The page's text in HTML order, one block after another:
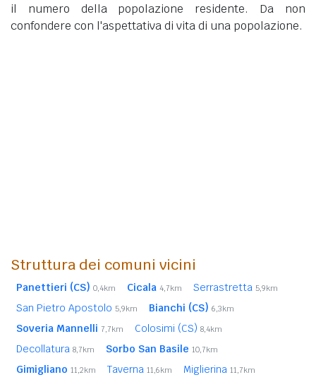
il numero della popolazione residente. Da non
confondere con l'aspettativa di vita di una popolazione.
Struttura dei comuni vicini
Panettieri (CS) 0,4km Cicala 4,7km Serrastretta 5,9km
San Pietro Apostolo 5,9km Bianchi (CS) 6,3km
Soveria Mannelli 7,7km Colosimi (CS) 8,4km
Decollatura 8,7km Sorbo San Basile 10,7km
Gimigliano 11,2km Taverna 11,6km Miglierina 11,7km